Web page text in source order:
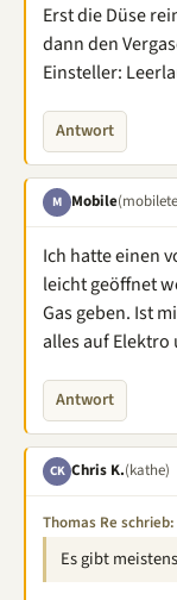
Erst die Düse
dann den
Einsteller:
Antwort
M Mobile
Ich hatte einen
leicht geöffnet
Gas geben. Ist
alles auf Elektro
Antwort
CK Chris K.(kathe)
Thomas Re schrieb:
Es gibt